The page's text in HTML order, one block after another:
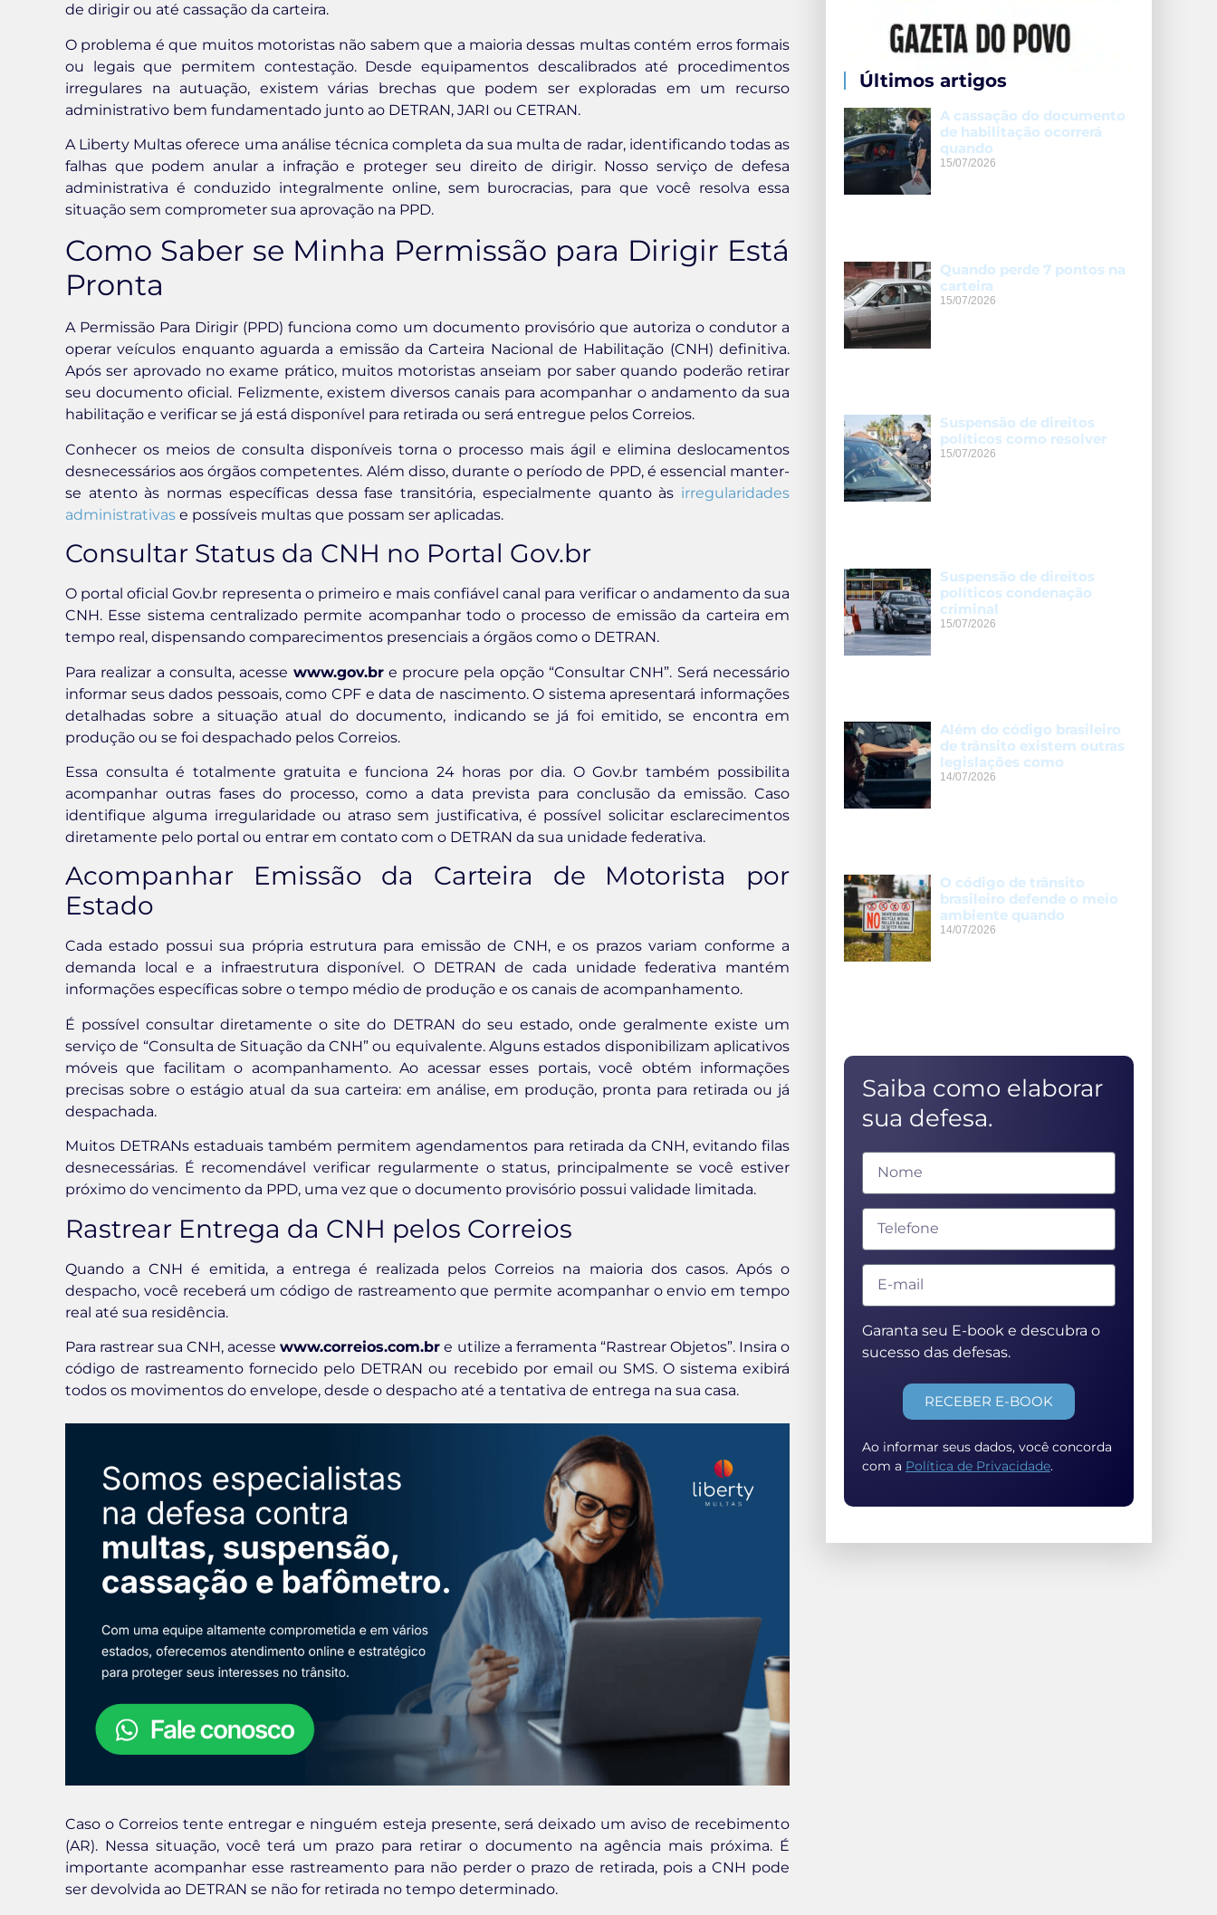
de dirigir ou até cassação da carteira.
O problema é que muitos motoristas não sabem que a maioria dessas multas contém erros formais
ou legais que permitem contestação. Desde equipamentos descalibrados até procedimentos
irregulares na autuação, existem várias brechas que podem ser exploradas em um recurso
administrativo bem fundamentado junto ao DETRAN, JARI ou CETRAN.
A Liberty Multas oferece uma análise técnica completa da sua multa de radar, identificando todas as
falhas que podem anular a infração e proteger seu direito de dirigir. Nosso serviço de defesa
administrativa é conduzido integralmente online, sem burocracias, para que você resolva essa
situação sem comprometer sua aprovação na PPD.
Como Saber se Minha Permissão para Dirigir Está
Pronta
A Permissão Para Dirigir (PPD) funciona como um documento provisório que autoriza o condutor a
operar veículos enquanto aguarda a emissão da Carteira Nacional de Habilitação (CNH) definitiva.
Após ser aprovado no exame prático, muitos motoristas anseiam por saber quando poderão retirar
seu documento oficial. Felizmente, existem diversos canais para acompanhar o andamento da sua
habilitação e verificar se já está disponível para retirada ou será entregue pelos Correios.
Conhecer os meios de consulta disponíveis torna o processo mais ágil e elimina deslocamentos
desnecessários aos órgãos competentes. Além disso, durante o período de PPD, é essencial manter-
se atento às normas específicas dessa fase transitória, especialmente quanto às irregularidades
administrativas e possíveis multas que possam ser aplicadas.
Consultar Status da CNH no Portal Gov.br
O portal oficial Gov.br representa o primeiro e mais confiável canal para verificar o andamento da sua
CNH. Esse sistema centralizado permite acompanhar todo o processo de emissão da carteira em
tempo real, dispensando comparecimentos presenciais a órgãos como o DETRAN.
Para realizar a consulta, acesse www.gov.bre procure pela opção “Consultar CNH”. Será necessário
informar seus dados pessoais, como CPF e data de nascimento. O sistema apresentará informações
detalhadas sobre a situação atual do documento, indicando se já foi emitido, se encontra em
produção ou se foi despachado pelos Correios.
Essa consulta é totalmente gratuita e funciona 24 horas por dia. O Gov.br também possibilita
acompanhar outras fases do processo, como a data prevista para conclusão da emissão. Caso
identifique alguma irregularidade ou atraso sem justificativa, é possível solicitar esclarecimentos
diretamente pelo portal ou entrar em contato com o DETRAN da sua unidade federativa.
Acompanhar Emissão da Carteira de Motorista por
Estado
Cada estado possui sua própria estrutura para emissão de CNH, e os prazos variam conforme a
demanda local e a infraestrutura disponível. O DETRAN de cada unidade federativa mantém
informações específicas sobre o tempo médio de produção e os canais de acompanhamento.
É possível consultar diretamente o site do DETRAN do seu estado, onde geralmente existe um
serviço de “Consulta de Situação da CNH” ou equivalente. Alguns estados disponibilizam aplicativos
móveis que facilitam o acompanhamento. Ao acessar esses portais, você obtém informações
precisas sobre o estágio atual da sua carteira: em análise, em produção, pronta para retirada ou já
despachada.
Muitos DETRANs estaduais também permitem agendamentos para retirada da CNH, evitando filas
desnecessárias. É recomendável verificar regularmente o status, principalmente se você estiver
próximo do vencimento da PPD, uma vez que o documento provisório possui validade limitada.
Rastrear Entrega da CNH pelos Correios
Quando a CNH é emitida, a entrega é realizada pelos Correios na maioria dos casos. Após o
despacho, você receberá um código de rastreamento que permite acompanhar o envio em tempo
real até sua residência.
Para rastrear sua CNH, acessewww.correios.com.br e utilize a ferramenta “Rastrear Objetos”. Insira o
código de rastreamento fornecido pelo DETRAN ou recebido por email ou SMS. O sistema exibirá
todos os movimentos do envelope, desde o despacho até a tentativa de entrega na sua casa.
Caso o Correios tente entregar e ninguém esteja presente, será deixado um aviso de recebimento
(AR). Nessa situação, você terá um prazo para retirar o documento na agência mais próxima. É
importante acompanhar esse rastreamento para não perder o prazo de retirada, pois a CNH pode
ser devolvida ao DETRAN se não for retirada no tempo determinado.
Últimos artigos
A cassação do documento
de habilitação ocorrerá
quando
15/07/2026
Quando perde 7 pontos na
carteira
15/07/2026
Suspensão de direitos
políticos como resolver
15/07/2026
Suspensão de direitos
políticos condenação
criminal
15/07/2026
Além do código brasileiro
de trânsito existem outras
legislações como
14/07/2026
O código de trânsito
brasileiro defende o meio
ambiente quando
14/07/2026
Saiba como elaborar
sua defesa.
Garanta seu E-book e descubra o
sucesso das defesas.
RECEBER E-BOOK
Ao informar seus dados, você concorda
com a Política de Privacidade.